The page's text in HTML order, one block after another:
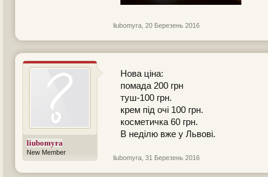
liubomyra 20 Березень 2016
liubomyra
New Member
Нова ціна:
помада 200 грн
туш-100 грн.
крем під очі 100 грн.
косметичка 60 грн.
В неділю вже у Львові.
liubomyra 31 Березень 2016